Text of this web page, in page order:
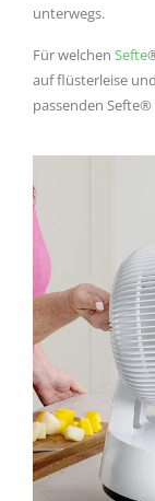
unterwegs.
Für welchen Sefte
auf flüsterleise
passenden